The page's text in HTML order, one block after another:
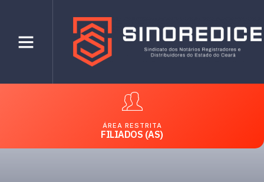
ÁREA RESTRITA
FILIADOS (AS)